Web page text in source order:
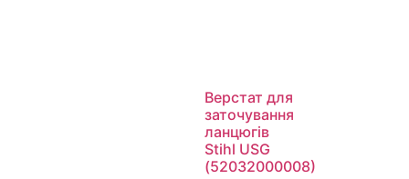
Верстат для
заточування
ланцюгів
Stihl USG
(52032000008)